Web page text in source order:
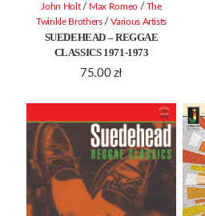
SUEDEHEAD – REGGAE
CLASSICS 1971-1973
75.00 zł
John Holt / Max Romeo / The
Twinkle Brothers /Various Artists